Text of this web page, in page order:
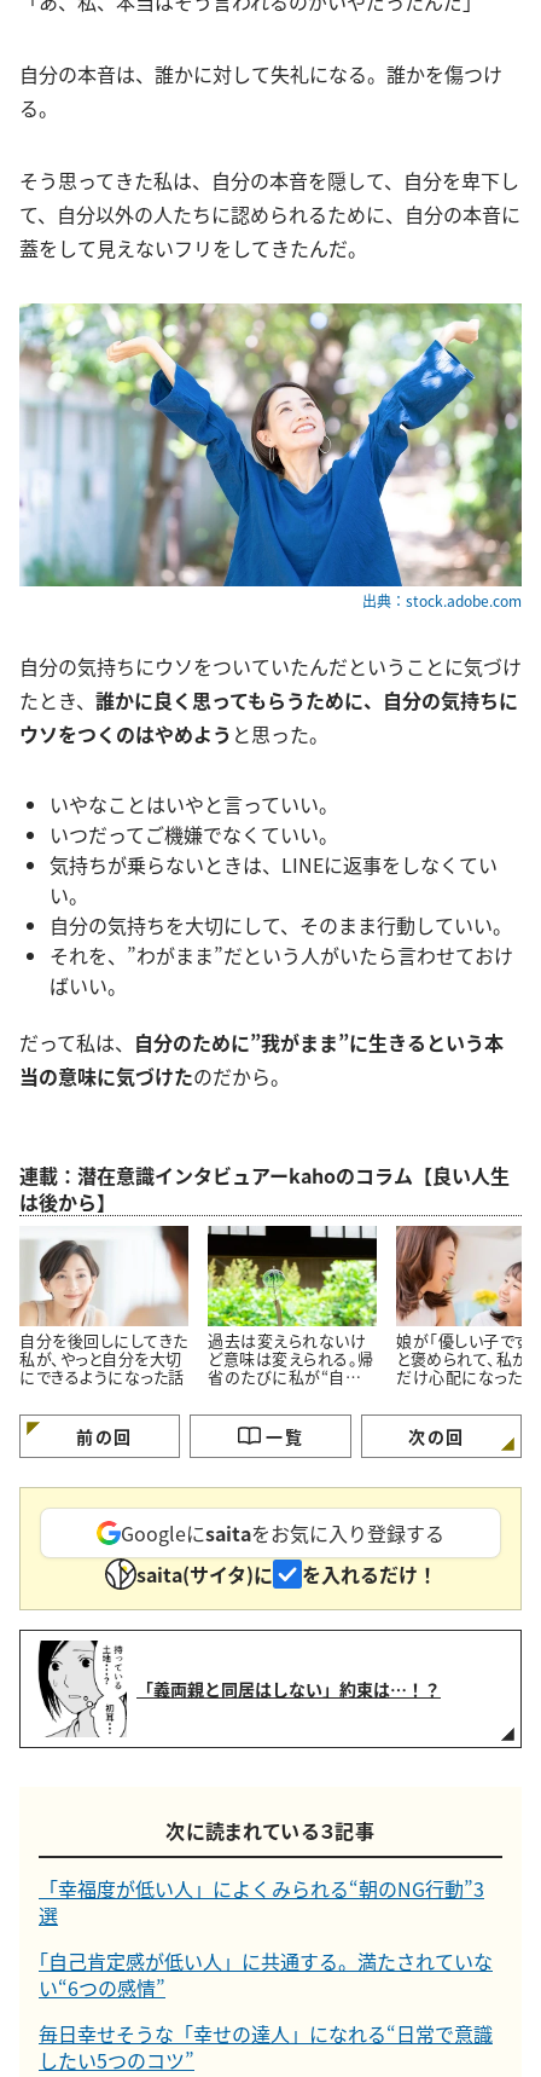
自分の本音は、誰かに対して失礼になる。誰かを傷つけ
る。
そう思ってきた私は、自分の本音を隠して、自分を卑下し
て、自分以外の人たちに認められるために、自分の本音に
蓋をして見えないフリをしてきたんだ。
出典：stock.adobe.com
自分の気持ちにウソをついていたんだということに気づけ
たとき、 誰かに良く思ってもらうために、自分の気持ちに
ウソをつくのはやめよう と思った。
いやなことはいやと言っていい。
いつだってご機嫌でなくていい。
気持ちが乗らないときは、LINEに返事をしなくてい
い。
自分の気持ちを大切にして、そのまま行動していい。
それを、”わがまま”だという人がいたら言わせておけ
ばいい。
だって私は、 自分のために”我がまま”に生きるという本
当の意味に気づけたのだから。
連載：潜在意識インタビュアーkahoのコラム【良い人生
は後から】
自分を後回しにしてきた
私が、やっと自分を大切
にできるようになった話
過去は変えられないけ
ど意味は変えられる。帰
省のたびに私が“自分を
娘が「優しい子です
と褒められて、私が
だけ心配になった
前の回 一覧 次の回
Googleにsaitaをお気に入り登録する
saita(サイタ)に
を入れるだけ！
「義両親と同居はしない」約束は…！？
次に読まれている３記事
「幸福度が低い人」によくみられる“朝のNG行動”3
選
｢自己肯定感が低い人」に共通する。満たされていな
い“6つの感情”
毎日幸せそうな「幸せの達人」になれる“日常で意識
したい5つのコツ”